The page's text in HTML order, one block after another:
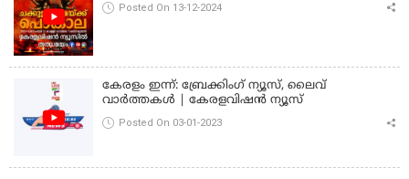
Posted On 13-12-2024
കേരളം ഇന്ന്: ബ്രേക്കിംഗ് ന്യൂസ്, ലൈവ്
വാർത്തകൾ | കേരളവിഷൻ ന്യൂസ്
Posted On 03-01-2023